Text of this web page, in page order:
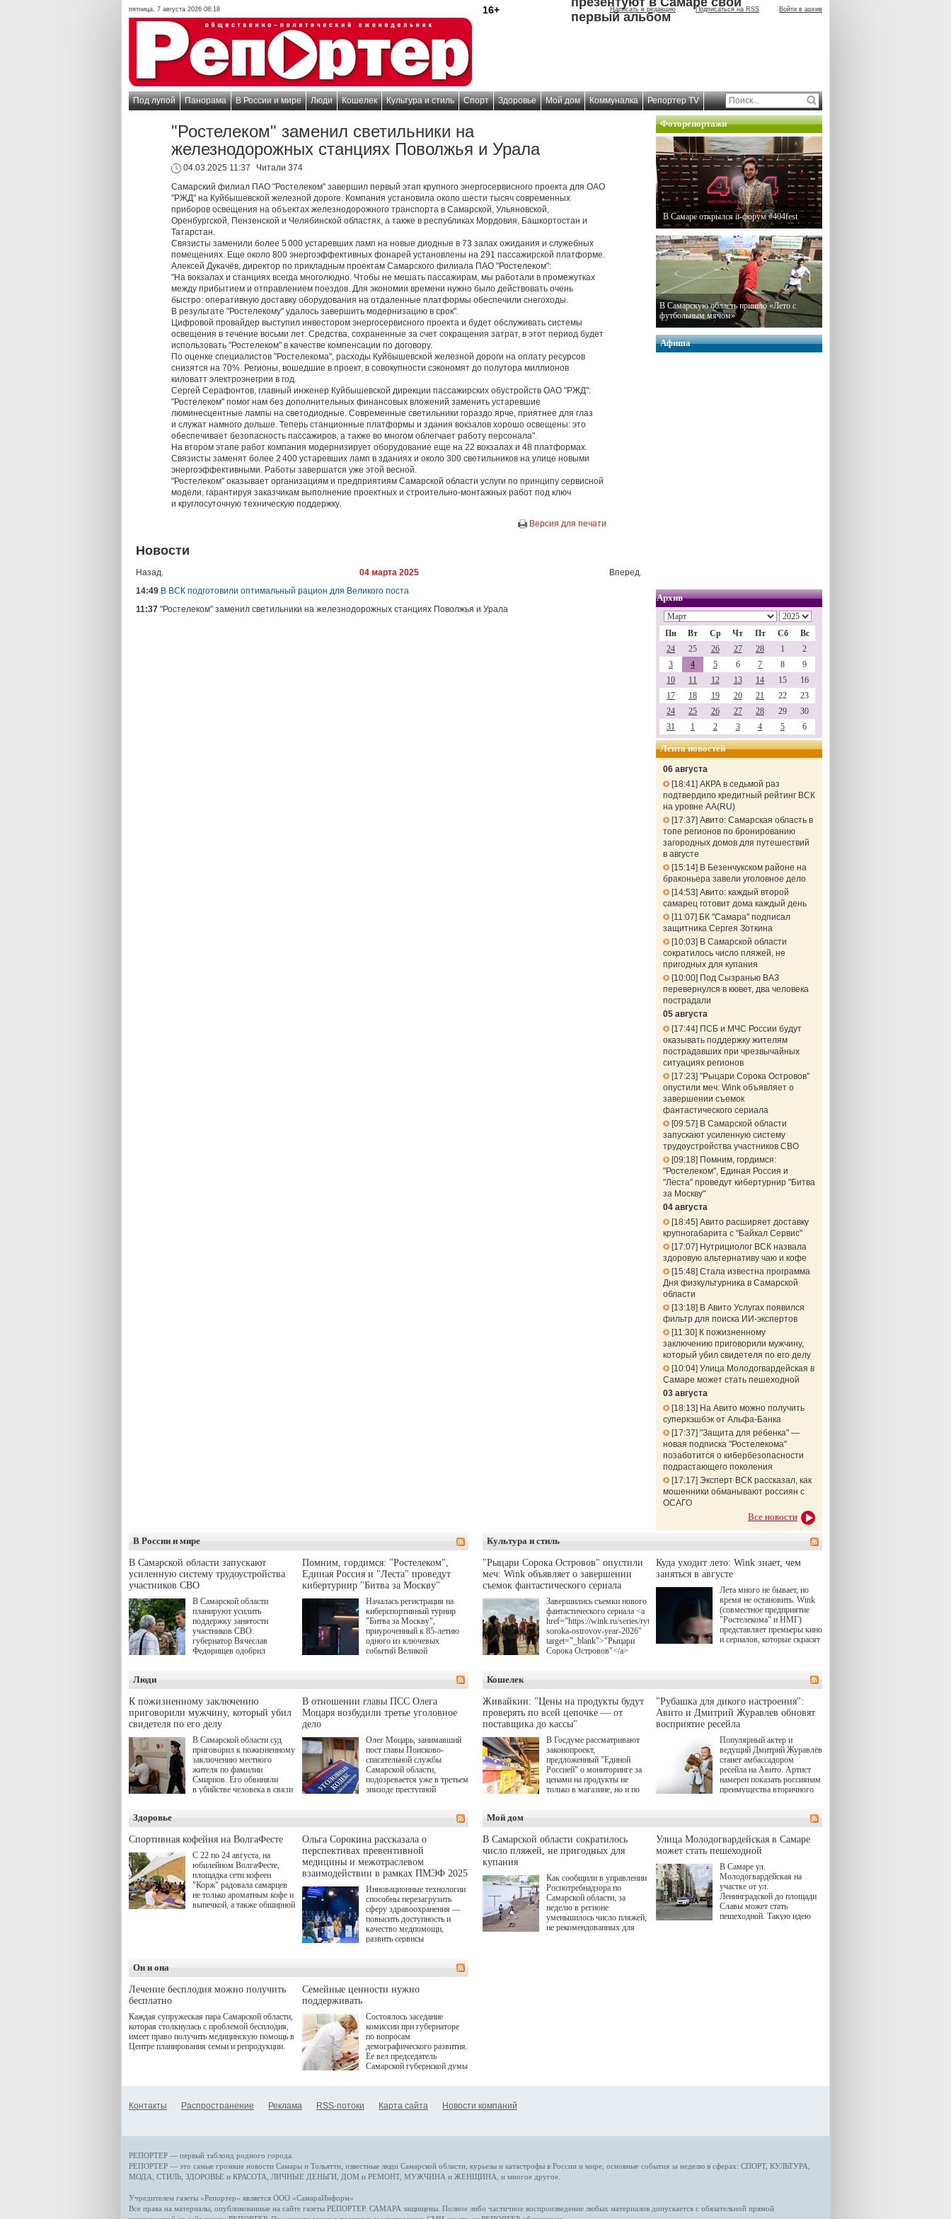
пятница, 7 августа 2026 08:18 16+ Написать в редакцию Подписаться на RSS Войти в архив
первый альбом
Под лупой Панорама В России и мире Люди Кошелек Культура и стиль Спорт Здоровье Мой дом Коммуналка Репортер TV
"Ростелеком" заменил светильники на
железнодорожных станциях Поволжья и Урала
04.03.2025 11:37
Читали 374
Самарский филиал ПАО "Ростелеком" завершил первый этап крупного энергосервисного проекта для ОАО
"РЖД" на Куйбышевской железной дороге. Компания установила около шести тысяч современных
приборов освещения на объектах железнодорожного транспорта в Самарской, Ульяновской,
Оренбургской, Пензенской и Челябинской областях, а также в республиках Мордовия, Башкортостан и
Татарстан.
Связисты заменили более 5 000 устаревших ламп на новые диодные в 73 залах ожидания и служебных
помещениях. Еще около 800 энергоэффективных фонарей установлены на 291 пассажирской платформе.
Алексей Дукачёв, директор по прикладным проектам Самарского филиала ПАО "Ростелеком":
"На вокзалах и станциях всегда многолюдно. Чтобы не мешать пассажирам, мы работали в промежутках
между прибытием и отправлением поездов. Для экономии времени нужно было действовать очень
быстро: оперативную доставку оборудования на отдаленные платформы обеспечили снегоходы.
В результате "Ростелекому" удалось завершить модернизацию в срок".
Цифровой провайдер выступил инвестором энергосервисного проекта и будет обслуживать системы
освещения в течение восьми лет. Средства, сохраненные за счет сокращения затрат, в этот период будет
использовать "Ростелеком" в качестве компенсации по договору.
По оценке специалистов "Ростелекома", расходы Куйбышевской железной дороги на оплату ресурсов
снизятся на 70%. Регионы, вошедшие в проект, в совокупности сэкономят до полутора миллионов
киловатт электроэнегрии в год.
Сергей Серафонтов, главный инженер Куйбышевской дирекции пассажирских обустройств ОАО "РЖД":
"Ростелеком" помог нам без дополнительных финансовых вложений заменить устаревшие
люминесцентные лампы на светодиодные. Современные светильники гораздо ярче, приятнее для глаз
и служат намного дольше. Теперь станционные платформы и здания вокзалов хорошо освещены: это
обеспечивает безопасность пассажиров, а также во многом облегчает работу персонала".
На втором этапе работ компания модернизирует оборудование еще на 22 вокзалах и 48 платформах.
Связисты заменят более 2 400 устаревших ламп в зданиях и около 300 светильников на улице новыми
энергоэффективными. Работы завершатся уже этой весной.
"Ростелеком" оказывает организациям и предприятиям Самарской области услуги по принципу сервисной
модели, гарантируя заказчикам выполнение проектных и строительно-монтажных работ под ключ
и круглосуточную техническую поддержку.
Версия для печати
Новости
Назад. 04 марта 2025
Вперед.
14:49 В ВСК подготовили оптимальный рацион для Великого поста
11:37 "Ростелеком" заменил светильники на железнодорожных станциях Поволжья и Урала
Фоторепортажи
В Самаре открылся it-форум #404fest
В Самарскую область пришло «Лето с
футбольным мячом»
Афиша
Архив
Пн Вт Ср Чт Пт Сб
Вс
24
25 26 27 28 1
2
3
4 5 6 7 8
9
10
11 12 13 14 15
16
17
18 19 20 21 22
23
24
25 26 27 28 29
30
31
1 2 3 4 5 6
Лента новостей
06 августа
18:41 АКРА в седьмой раз
подтвердило кредитный рейтинг ВСК
на уровне АА(RU)
17:37 Авито: Самарская область в
топе регионов по бронированию
загородных домов для путешествий
в августе
15:14 В Безенчукском районе на
браконьера завели уголовное дело
14:53 Авито: каждый второй
самарец готовит дома каждый день
11:07
БК "Самара" подписал
защитника Сергея Зоткина
10:03
В Самарской области
сократилось число пляжей, не
пригодных для купания
10:00 Под Сызранью ВАЗ
перевернулся в кювет, два человека
пострадали
05 августа
17:44 ПСБ и МЧС России будут
оказывать поддержку жителям
пострадавших при чрезвычайных
ситуациях регионов
17:23 "Рыцари Сорока Островов"
опустили меч: Wink объявляет о
завершении съемок
фантастического сериала
09:57
В Самарской области
запускают усиленную систему
трудоустройства участников СВО
09:18 Помним, гордимся:
"Ростелеком", Единая Россия и
"Леста" проведут кибертурнир "Битва
за Москву"
04 августа
18:45 Авито расширяет доставку
крупногабарита с "Байкал Сервис"
17:07
Нутрициолог ВСК назвала
здоровую альтернативу чаю и кофе
15:48 Стала известна программа
Дня физкультурника в Самарской
области
13:18 В Авито Услугах появился
фильтр для поиска ИИ-экспертов
11:30 К пожизненному
заключению приговорили мужчину,
который убил свидетеля по его делу
10:04 Улица Молодогвардейская в
Самаре может стать пешеходной
03 августа
18:13
На Авито можно получить
суперкэшбэк от Альфа-Банка
17:37 "Защита для ребенка" —
новая подписка "Ростелекома"
позаботится о кибербезопасности
подрастающего поколения
17:17 Эксперт ВСК рассказал, как
мошенники обманывают россиян с
ОСАГО
Все новости
В России и мире
В Самарской области запускают
усиленную систему трудоустройства
участников СВО
В Самарской области
планируют усилить
поддержку занятости
участников СВО:
губернатор Вячеслав
Федорищев одобрил
Живайкина, направленные
на трудоустройство и более
спокойную адаптацию к
мирной жизни.
Помним, гордимся: "Ростелеком",
Единая Россия и "Леста" проведут
кибертурнир "Битва за Москву"
Началась регистрация на
киберспортивный турнир
"Битва за Москву",
приуроченный к 85-летию
одного из ключевых
событий Великой
игре "Мир танков"
выступили "Ростелеком",
партия "Единая Россия",
игровая студия "Леста" и
Культура и стиль
"Рыцари Сорока Островов" опустили
меч: Wink объявляет о завершении
съемок фантастического сериала
Завершились съемки нового
фантастического сериала <a
href="https://wink.ru/series/rytsari-
soroka-ostrovov-year-2026"
target="_blank">"Рыцари
Сорока Островов"</a>
и НМГ) по мотивам
одноименного романа
Сергея Лукьяненко. Главные
роли в проекте исполнили
Артем Кошман, Полина
Гухман, Вероника
Устимова, Олег Савостюк,
Святослав Рогожан, Кузьма
Котрелёв, Никита
Кологривый, Елисей
Чучилин, Александра
Дмитрий Куличков и Юлия
Волкова в роли родителей.
Режиссер-постановщик
проекта — Егор Чичканов
снова здравствуйте!").
Куда уходит лето: Wink знает, чем
заняться в августе
Лета много не бывает, но
время не остановить. Wink
(совместное предприятие
"Ростелекома" и НМГ)
представляет премьеры кино
и сериалов, которые скрасят
href="https://wink.ru/series/kholod-
year-2026"
target="_blank">"Холод"
</a> (18+) останется только
на экране — весь август по
четвергам продолжат
выходить новые эпизоды
сериала, в котором
беспощадным возмездием в
духе графа Монте-Кристо
занимается наша
современница.
Люди
К пожизненному заключению
приговорили мужчину, который убил
свидетеля по его делу
В Самарской области суд
приговорил к пожизненному
заключению местного
жителя по фамилии
Смирнов. Его обвиняли
в убийстве человека в связи
В отношении главы ПСС Олега
Моцаря возбудили третье уголовное
дело
Олег Моцарь, занимавший
пост главы Поисково-
спасательной службы
Самарской области,
подозревается уже в третьем
эпизоде преступной
о превышении полномочий,
а сам он находится в СИЗО.
Кошелек
Живайкин: "Цены на продукты будут
проверять по всей цепочке — от
поставщика до кассы"
В Госдуме рассматривают
законопроект,
предложенный "Единой
Россией" о мониторинге за
ценами на продукты не
только в магазине, но и по
подорожания было понятно,
где именно цена "поехала"
вверх и кто её разогнал.
"Рубашка для дикого настроения":
Авито и Дмитрий Журавлев обновят
восприятие ресейла
Популярный актер и
ведущий Дмитрий Журавлёв
станет амбассадором
ресейла на Авито. Артист
намерен показать россиянам
преимущества вторичного
для современного и умного
человека.
Здоровье
Спортивная кофейня на ВолгаФесте
С 22 по 24 августа, на
юбилейном ВолгаФесте,
площадка сети кофеен
"Корж" радовала самарцев
не только ароматным кофе и
выпечкой, а также обширной
Ольга Сорокина рассказала о
перспективах превентивной
медицины и межотраслевом
взаимодействии в рамках ПМЭФ 2025
Инновационные технологии
способны перезагрузить
сферу здравоохранения —
повысить доступность и
качество медпомощи,
развить сервисы
определенными барьерами.
К ним можно отнести
возникающие при работе с
данными пациентов. Для
более динамичного роста
проникновения инноваций в
сегмент необходимо кросс-
отраслевое взаимодействие
рассказала Ольга Сорокина,
ходе сессии "Развитие
качества жизни" в рамках
ПМЭФ 2025. В дискуссии
РФ Михаил Мурашко,
представители
Мой дом
В Самарской области сократилось
число пляжей, не пригодных для
купания
Как сообщили в управлении
Роспотребнадзора по
Самарской области, за
неделю в регионе
уменьшилось число пляжей,
не рекомендованных для
Улица Молодогвардейская в Самаре
может стать пешеходной
В Самаре ул.
Молодогвардейская на
участке от ул.
Ленинградской до площади
Славы может стать
пешеходной. Такую идею
Он и она
Лечение бесплодия можно получить
бесплатно
Каждая супружеская пара Самарской области,
которая столкнулась с проблемой бесплодия,
имеет право получить медицинскую помощь в
Центре планирования семьи и репродукции.
Семейные ценности нужно
поддерживать
Состоялось заседание
комиссии при губернаторе
по вопросам
демографического развития.
Ее вел председатель
Самарской губернской думы
Контакты Распространение Реклама RSS-потоки Карта сайта Новости компаний
РЕПОРТЕР — первый таблоид родного города.
РЕПОРТЕР — это самые громкие новости Самары и Тольятти, известные люди Самарской области, курьезы и катастрофы в России и мире , основные события за неделю в сферах: СПОРТ, КУЛЬТУРА,
МОДА, СТИЛЬ ЗДОРОВЬЕ и КРАСОТА ЛИЧНЫЕ ДЕНЬГИ ДОМ и РЕМОНТ, МУЖЧИНА и ЖЕНЩИНА , и многое другое
Учредителем газеты «Репортер» является ООО «СамараИнформ»
Все права на материалы, опубликованные на сайте газеты РЕПОРТЕР. САМАРА защищены. Полное либо частичное воспроизведение любых материалов допускается с обязательной прямой